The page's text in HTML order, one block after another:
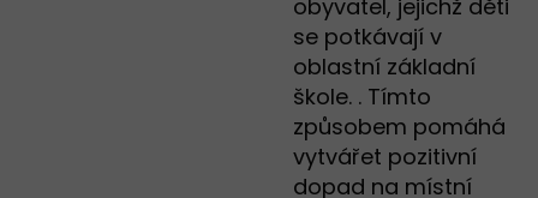
obyvatel, jejichž děti
se potkávají v
oblastní základní
škole. . Tímto
způsobem pomáhá
vytvářet pozitivní
dopad na místní